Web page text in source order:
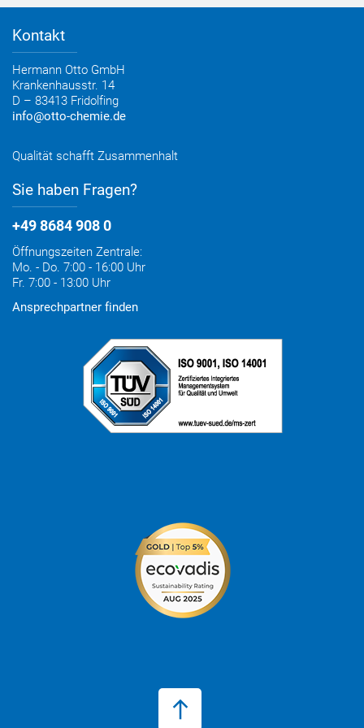
Verbrauchsrechner
Medienportal
Bestelloptionen
Elektronischer Rechnungsversand
Entsorgung & Verpackungsrücknahme
Kontakt
Hermann Otto GmbH
Krankenhausstr. 14
D – 83413 Fridolfing
info@otto-chemie.de
Qualität schafft Zusammenhalt
Sie haben Fragen?
+49 8684 908 0
Öffnungszeiten Zentrale:
Mo. - Do. 7:00 - 16:00 Uhr
Fr. 7:00 - 13:00 Uhr
Ansprechpartner finden